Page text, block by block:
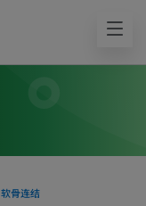
软骨连结